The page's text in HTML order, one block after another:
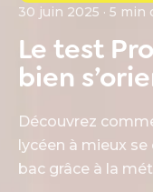
30 juin 2025 · 5 min
Le test
bien
Découvrez
lycéen à mieux
bac grâce à la